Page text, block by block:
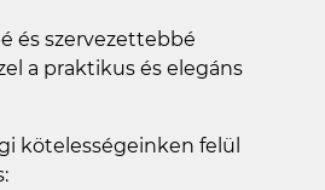
és szervezettebbé
a praktikus és elegáns
kötelességeinken felül